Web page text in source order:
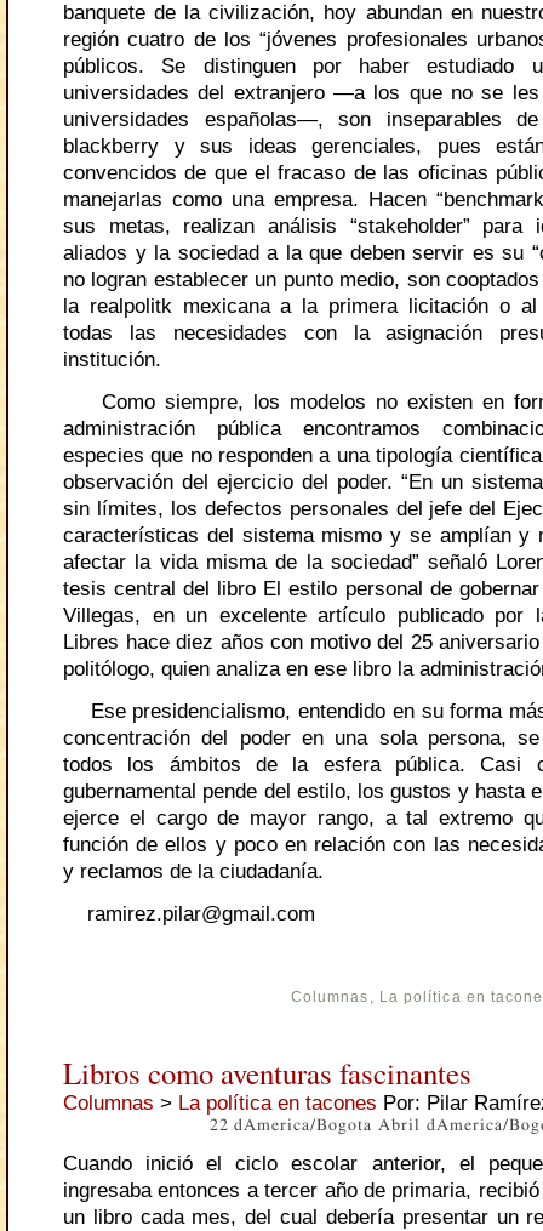
banquete de la civilización, hoy abundan en
región cuatro de los “jóvenes profesionales
públicos. Se distinguen por haber estudiado
universidades del extranjero —a los que no se
universidades españolas—, son inseparables
blackberry y sus ideas gerenciales, pues
convencidos de que el fracaso de las oficinas
manejarlas como una empresa. Hacen
sus metas, realizan análisis “stakeholder” para
aliados y la sociedad a la que deben servir es su
no logran establecer un punto medio, son
la realpolitk mexicana a la primera licitación o
todas las necesidades con la asignación
institución.
Como siempre, los modelos no existen en
administración pública encontramos
especies que no responden a una tipología
observación del ejercicio del poder. “En un
sin límites, los defectos personales del jefe del
características del sistema mismo y se amplían y
afectar la vida misma de la sociedad” señaló
tesis central del libro El estilo personal de
Villegas, en un excelente artículo publicado por
Libres hace diez años con motivo del 25
politólogo, quien analiza en ese libro la
Ese presidencialismo, entendido en su forma
concentración del poder en una sola persona,
todos los ámbitos de la esfera pública. Casi
gubernamental pende del estilo, los gustos y hasta
ejerce el cargo de mayor rango, a tal extremo
función de ellos y poco en relación con las
y reclamos de la ciudadanía.
ramirez.pilar@gmail.com
Columnas , La política en
Libros como aventuras fascinantes
Columnas > La política en tacones Por: Pilar
22 dAmerica/Bogota Abril dAmerica/
Cuando inició el ciclo escolar anterior, el
ingresaba entonces a tercer año de primaria,
un libro cada mes, del cual debería presentar un